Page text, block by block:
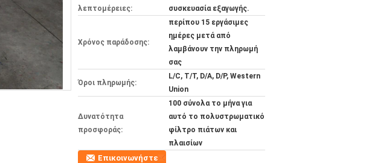
λεπτομέρειες:
συσκευασία εξαγωγής.
Χρόνος παράδοσης:
περίπου 15 εργάσιμες
ημέρες μετά από
λαμβάνουν την πληρωμή
σας
Όροι πληρωμής:
L/C, T/T, D/A, D/P, Western
Union
Δυνατότητα
προσφοράς:
100 σύνολα το μήνα για
αυτό το πολυστρωματικό
φίλτρο πιάτων και
πλαισίων
Επικοινωνήστε